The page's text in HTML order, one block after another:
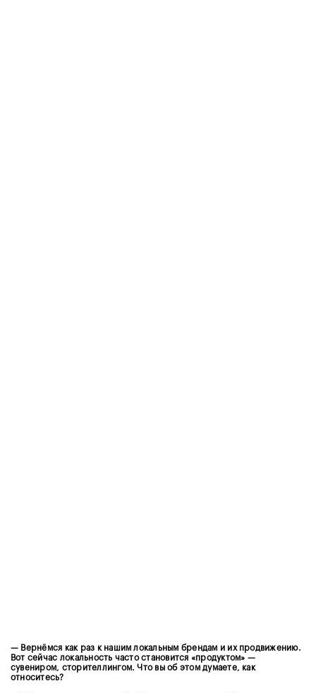
— Вернёмся как раз к нашим локальным брендам и их продвижению.
Вот сейчас ⁠локальность часто становится «продуктом» —
сувениром, сторителлингом. Что вы об этом думаете, как
относитесь?